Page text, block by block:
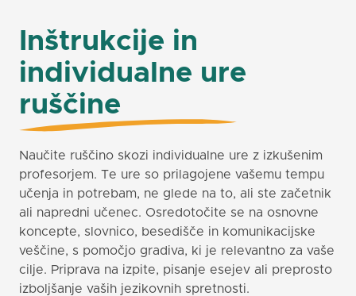
Inštrukcije in
individualne ure
ruščine
Naučite ruščino skozi individualne ure z izkušenim
profesorjem. Te ure so prilagojene vašemu tempu
učenja in potrebam, ne glede na to, ali ste začetnik
ali napredni učenec. Osredotočite se na osnovne
koncepte, slovnico, besedišče in komunikacijske
veščine, s pomočjo gradiva, ki je relevantno za vaše
cilje. Priprava na izpite, pisanje esejev ali preprosto
izboljšanje vaših jezikovnih spretnosti.